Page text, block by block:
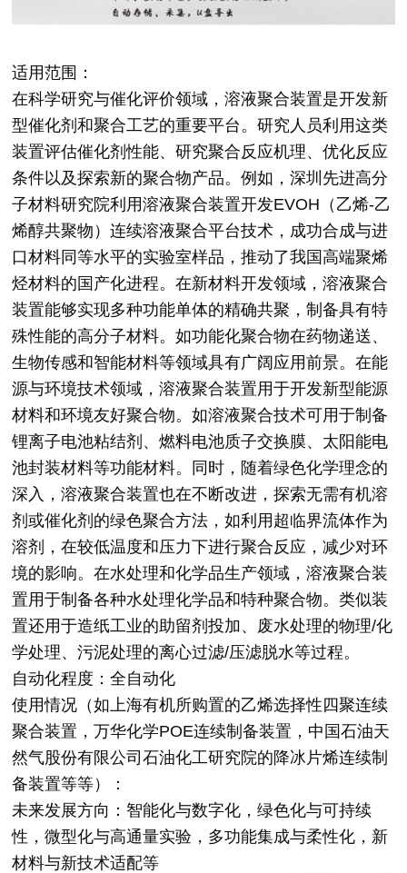
适用范围：
在科学研究与催化评价领域，溶液聚合装置是开发新
型催化剂和聚合工艺的重要平台。研究人员利用这类
装置评估催化剂性能、研究聚合反应机理、优化反应
条件以及探索新的聚合物产品。例如，深圳先进高分
子材料研究院利用溶液聚合装置开发EVOH（乙烯-乙
烯醇共聚物）连续溶液聚合平台技术，成功合成与进
口材料同等水平的实验室样品，推动了我国高端聚烯
烃材料的国产化进程。在新材料开发领域，溶液聚合
装置能够实现多种功能单体的精确共聚，制备具有特
殊性能的高分子材料。如功能化聚合物在药物递送、
生物传感和智能材料等领域具有广阔应用前景。在能
源与环境技术领域，溶液聚合装置用于开发新型能源
材料和环境友好聚合物。如溶液聚合技术可用于制备
锂离子电池粘结剂、燃料电池质子交换膜、太阳能电
池封装材料等功能材料。同时，随着绿色化学理念的
深入，溶液聚合装置也在不断改进，探索无需有机溶
剂或催化剂的绿色聚合方法，如利用超临界流体作为
溶剂，在较低温度和压力下进行聚合反应，减少对环
境的影响。在水处理和化学品生产领域，溶液聚合装
置用于制备各种水处理化学品和特种聚合物。类似装
置还用于造纸工业的助留剂投加、废水处理的物理/化
学处理、污泥处理的离心过滤/压滤脱水等过程。
自动化程度：全自动化
使用情况（如上海有机所购置的乙烯选择性四聚连续
聚合装置，万华化学POE连续制备装置，中国石油天
然气股份有限公司石油化工研究院的降冰片烯连续制
备装置等等）：
未来发展方向：智能化与数字化，绿色化与可持续
性，微型化与高通量实验，多功能集成与柔性化，新
材料与新技术适配等